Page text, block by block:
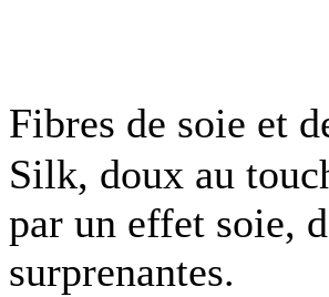
Fibres de soie et
Silk, doux au
par un effet soie,
surprenantes.